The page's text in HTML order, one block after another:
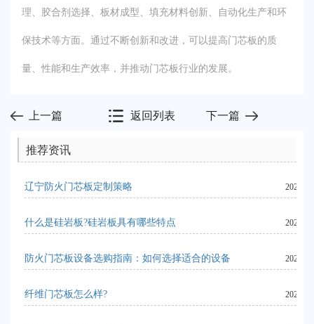
理、胶合剂选择、板材成型、填充材料创新、自动化生产和环
保技术等方面。通过不断创新和改进，可以提高门芯板的质
量、性能和生产效率，并推动门芯板行业的发展。
上一篇 返回列表 下一篇
推荐资讯
辽宁防火门芯板定制策略 2024-
什么是硅岩板?硅岩板具有哪些特点 2023-
防火门芯板设备选购指南：如何选择适合的设备 2024-
纤维门芯板怎么样? 2024-